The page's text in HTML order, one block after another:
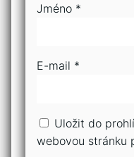
Jméno *
E-mail *
Uložit do
webovou stránku